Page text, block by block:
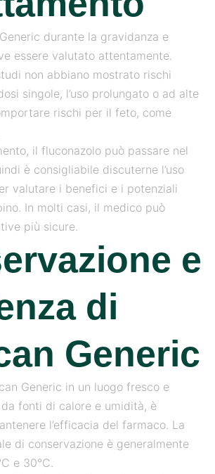
durante la gravidanza e
essere valutato attentamente.
non abbiano mostrato rischi
singole, l’uso prolungato o ad alte
rischi per il feto, come
il fluconazolo può passare nel
è consigliabile discuterne l’uso
valutare i benefici e i potenziali
In molti casi, il medico può
più sicure.
e
di
Generic
Generic in un luogo fresco e
fonti di calore e umidità, è
l’efficacia del farmaco. La
di conservazione è generalmente
e 30°C.